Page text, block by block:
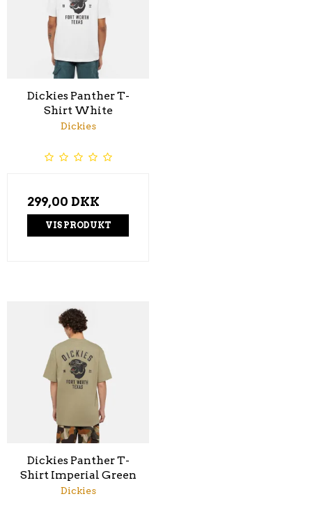
Dickies Panther T-
Shirt White
Dickies
299,00 DKK
VIS PRODUKT
Dickies Panther T-
Shirt Imperial Green
Dickies